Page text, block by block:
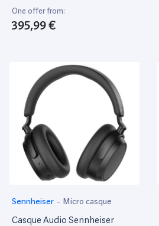
One offer from:
395,99 €
Sennheiser - Micro casque
Casque Audio Sennheiser